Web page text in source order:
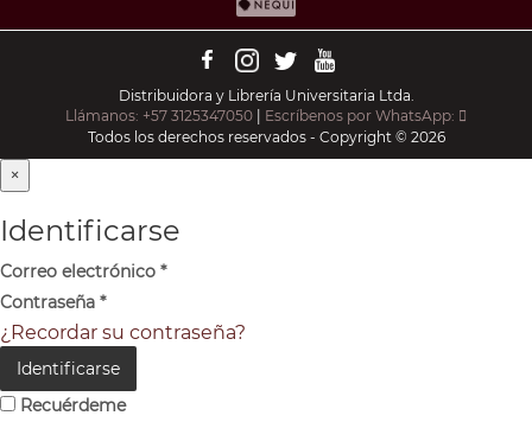
Distribuidora y Librería Universitaria Ltda.
Llámanos: +57 3125347050
Escríbenos por WhatsApp:
Todos los derechos reservados - Copyright © 2026
×
Identificarse
Correo electrónico *
Contraseña *
¿Recordar su contraseña?
Identificarse
Recuérdeme